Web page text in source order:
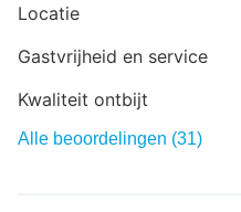
Locatie
Gastvrijheid en service
Kwaliteit ontbijt
Alle beoordelingen (31)